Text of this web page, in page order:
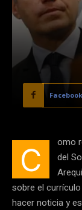
Facebook
C
omo
del
sobre el
hacer noticia y